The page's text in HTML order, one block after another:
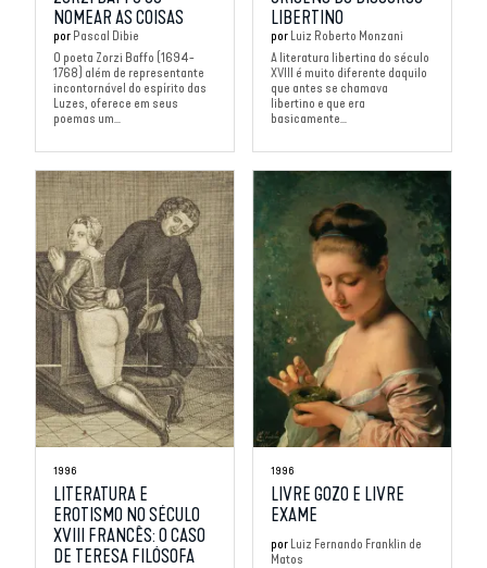
NOMEAR AS COISAS
por Pascal Dibie
O poeta Zorzi Baffo (1694-
1768) além de representante
incontornável do espírito das
Luzes, oferece em seus
poemas um...
LIBERTINO
por Luiz Roberto Monzani
A literatura libertina do século
XVIII é muito diferente daquilo
que antes se chamava
libertino e que era
basicamente...
1996
LITERATURA E
EROTISMO NO SÉCULO
XVIII FRANCÊS: O CASO
DE TERESA FILÓSOFA
1996
LIVRE GOZO E LIVRE
EXAME
por Luiz Fernando Franklin de
Matos